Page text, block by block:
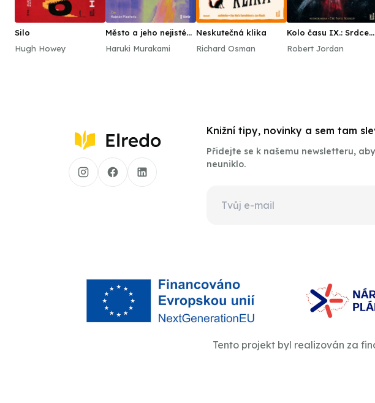
Silo
Hugh Howey
Město a jeho nejisté
Haruki Murakami
Neskutečná klika
Richard Osman
Kolo času IX.: Srdce
Robert Jordan
Knižní tipy, novinky a sem tam
Přidejte se k našemu newsletteru,
neuniklo.
Tento projekt byl realizován za